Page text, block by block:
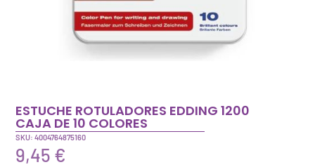
ESTUCHE ROTULADORES EDDING 1200
CAJA DE 10 COLORES
SKU: 4004764875160
9,45 €